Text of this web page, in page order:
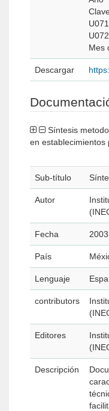
Mes
Descargar
en establecimientos
Sub-título
Autor
Fecha
País
Lenguaje
contributors
Editores
Descripción